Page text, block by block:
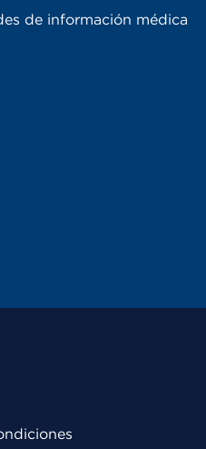
de información médica